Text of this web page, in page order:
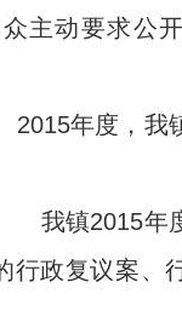
主动要求公
年度，我
镇2015年度
行政复议案、